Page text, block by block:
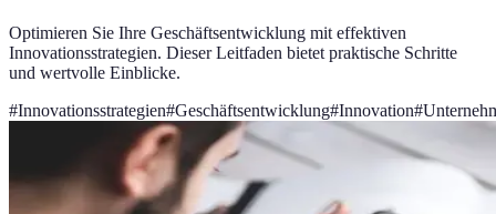
Optimieren Sie Ihre Geschäftsentwicklung mit effektiven
Innovationsstrategien. Dieser Leitfaden bietet praktische Schritte
und wertvolle Einblicke.
#Innovationsstrategien#Geschäftsentwicklung#Innovation#